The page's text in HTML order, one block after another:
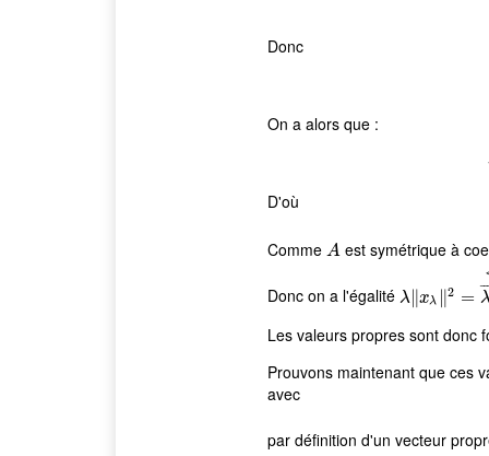
Donc
On a alors que :
D'où
Comme A
A est symétrique à
Donc on a l'égalité λ∥xλ ∥2 = ¯¯
λ‖xλ ‖2 =λ ‖
Les valeurs propres sont donc
Prouvons maintenant que ces
avec
par définition d'un vecteur